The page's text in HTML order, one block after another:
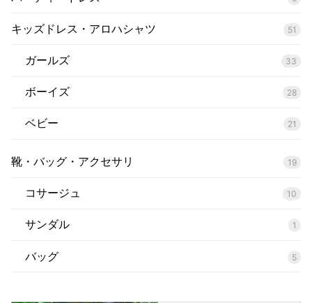
キッズドレス・アロハシャツ 51
ガールズ 33
ボーイズ 28
ベビー 21
靴・バッグ・アクセサリ 19
コサージュ 10
サンダル 1
バッグ 5